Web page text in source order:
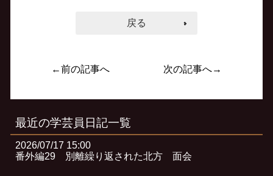
戻る
←前の記事へ 次の記事へ→
最近の学芸員日記一覧
2026/07/17 15:00
番外編29 別離繰り返された北方 面会